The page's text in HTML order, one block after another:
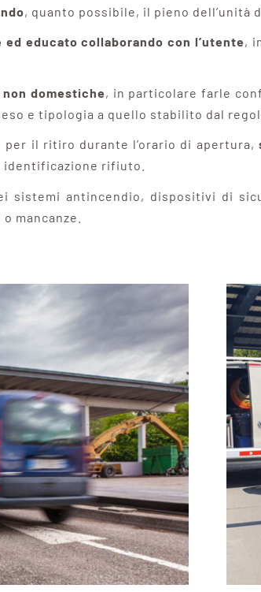
, quanto possibile, il pieno dell’unità
educato collaborando con l’utente,
domestiche, in particolare farle
e tipologia a quello stabilito dal
il ritiro durante l’orario di apertura,
identificazione rifiuto.
sistemi antincendio, dispositivi di
mancanze.